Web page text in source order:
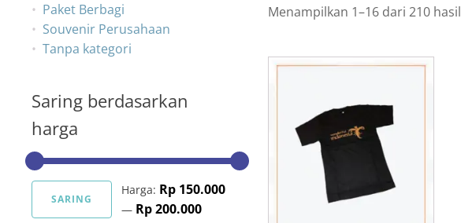
Paket Berbagi
Souvenir Perusahaan
Tanpa kategori
Saring berdasarkan
harga
Harga
Harga
SARING
Harga: Rp 150.000
— Rp 200.000
Menampilkan 1–16 dari 210 hasil